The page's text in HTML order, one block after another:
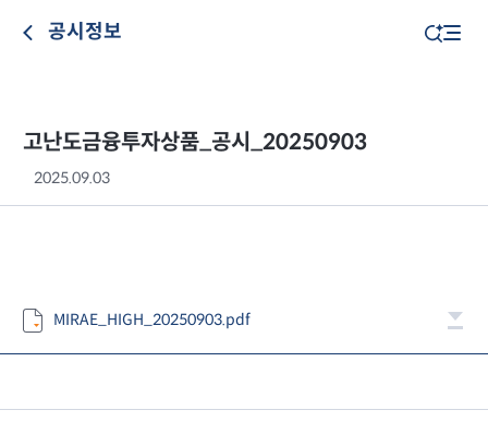
공시정보
고난도금융투자상품_공시_20250903
2025.09.03
MIRAE_HIGH_20250903.pdf